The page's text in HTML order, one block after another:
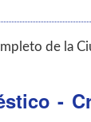
de la
-